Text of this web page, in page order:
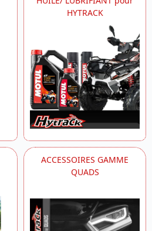
HYTRACK
ACCESSOIRES GAMME
QUADS